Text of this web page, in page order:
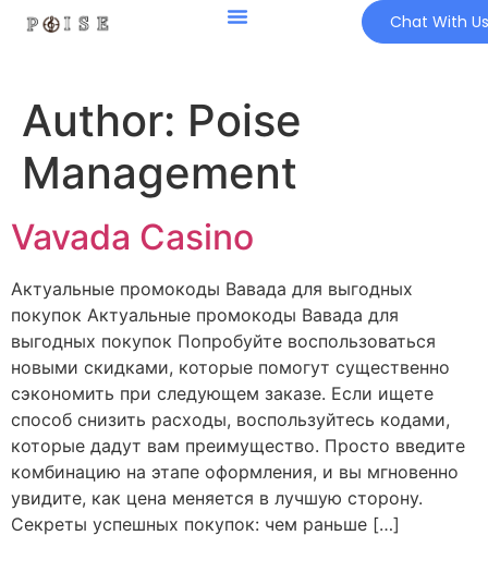
Chat With
Author: Poise
Management
Vavada Casino
Актуальные промокоды Вавада для выгодных
покупок Актуальные промокоды Вавада для
выгодных покупок Попробуйте воспользоваться
новыми скидками, которые помогут существенно
сэкономить при следующем заказе. Если ищете
способ снизить расходы, воспользуйтесь кодами,
которые дадут вам преимущество. Просто введите
комбинацию на этапе оформления, и вы мгновенно
увидите, как цена меняется в лучшую сторону.
Секреты успешных покупок: чем раньше […]